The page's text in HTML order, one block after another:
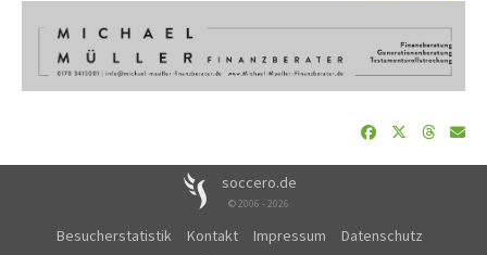
soccero.de
© 2006 - 2026
Besucherstatistik Kontakt Impressum
Datenschutz